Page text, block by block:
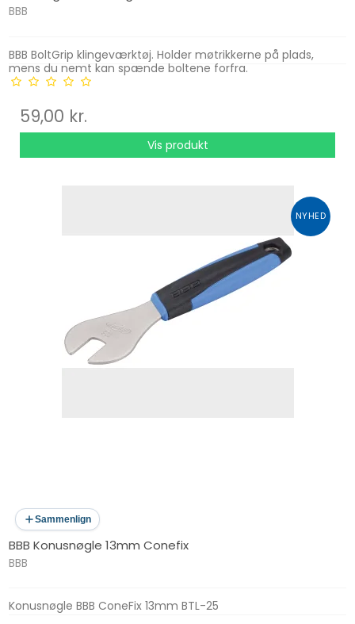
BBB
BBB BoltGrip klingeværktøj. Holder møtrikkerne på plads,
mens du nemt kan spænde boltene forfra.
59,00 kr.
Vis produkt
NYHED
Sammenlign
BBB Konusnøgle 13mm Conefix
BBB
Konusnøgle BBB ConeFix 13mm BTL-25